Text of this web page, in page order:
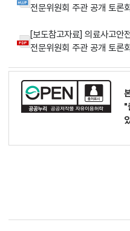
전문위원회 주관 공개 토론
[보도참고자료] 의료사고안
전문위원회 주관 공개 토론
"